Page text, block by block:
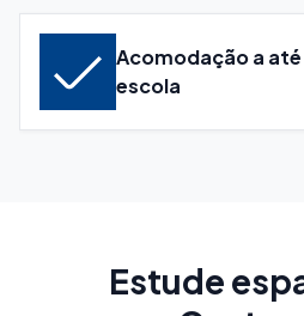
Acomodação a
escola
Estude